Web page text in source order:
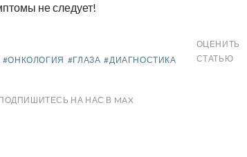
не следует!
#ОНКОЛОГИЯ #ГЛАЗА #ДИАГНОСТИКА
ОЦЕНИТЬ
СТАТЬЮ
НА НАС В MAX